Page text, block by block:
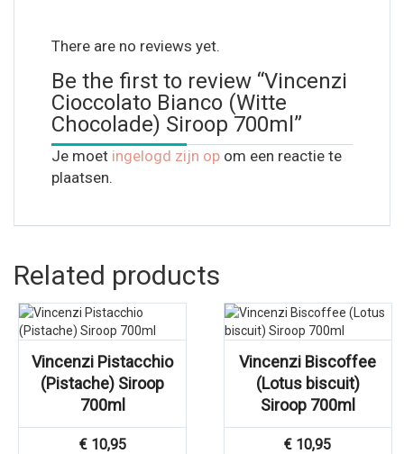
There are no reviews yet.
Be the first to review “Vincenzi
Cioccolato Bianco (Witte
Chocolade) Siroop 700ml”
Je moet ingelogd zijn op om een reactie te
plaatsen.
Related products
Vincenzi Pistacchio
(Pistache) Siroop
700ml
€10,95
Vincenzi Biscoffee
(Lotus biscuit)
Siroop 700ml
€ 10,95